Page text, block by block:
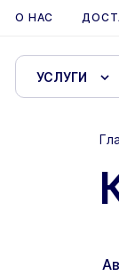
О НАС
УСЛУГИ